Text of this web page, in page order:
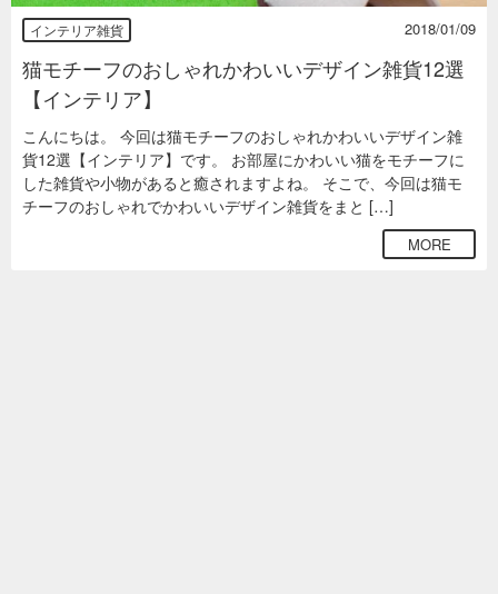
インテリア雑貨 2018/01/09
猫モチーフのおしゃれかわいいデザイン雑貨12選
【インテリア】
こんにちは。 今回は猫モチーフのおしゃれかわいいデザイン雑
貨12選【インテリア】です。 お部屋にかわいい猫をモチーフに
した雑貨や小物があると癒されますよね。 そこで、今回は猫モ
チーフのおしゃれでかわいいデザイン雑貨をまと […]
MORE